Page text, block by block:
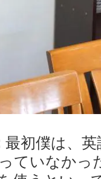
最初僕は、
ていなかっ